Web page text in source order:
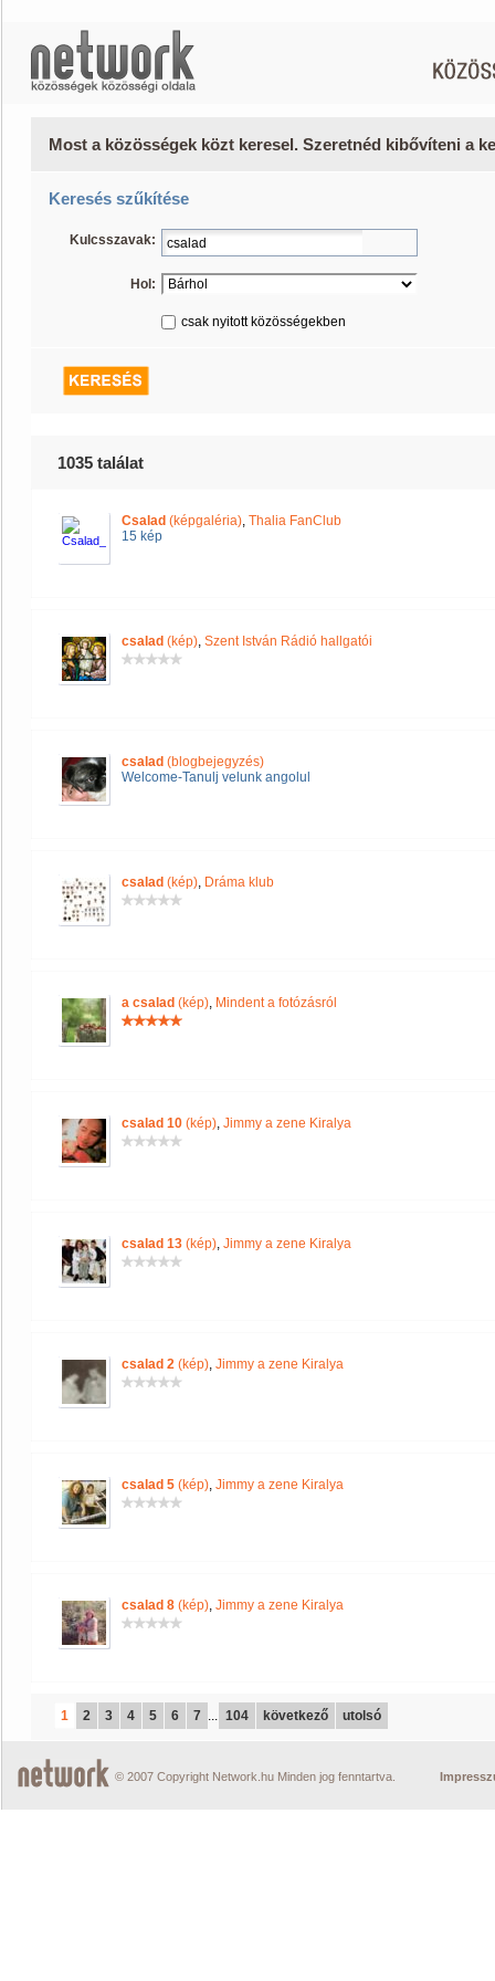
Most a közösségek közt keresel. Szeretnéd kibővíteni a
Keresés szűkítése
Kulcsszavak:
Hol:
csak nyitott közösségekben
1035 találat
Csalad (képgaléria), Thalia FanClub
15 kép
csalad (kép), Szent István Rádió hallgatói
csalad (blogbejegyzés)
Welcome-Tanulj velunk angolul
csalad (kép), Dráma klub
a csalad (kép), Mindent a fotózásról
csalad 10 (kép), Jimmy a zene Kiralya
csalad 13 (kép), Jimmy a zene Kiralya
csalad 2 (kép), Jimmy a zene Kiralya
csalad 5 (kép), Jimmy a zene Kiralya
csalad 8 (kép), Jimmy a zene Kiralya
1 2 3 4 5 6 7 ... 104 következő utolsó
© 2007 Copyright Network.hu Minden jog fenntartva.